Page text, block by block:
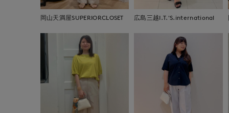
岡山天満屋SUPERIORCLOSET 広島三越I.T.'S.international